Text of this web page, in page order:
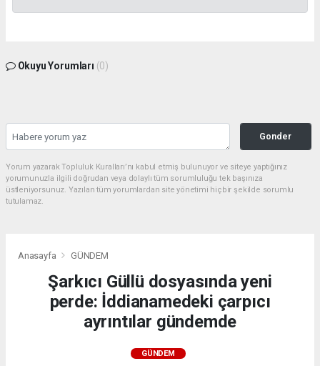
Okuyu Yorumları (0)
Gonder
Yorum yazarak Topluluk Kuralları’nı kabul etmiş bulunuyor ve siteye yaptığınız
yorumunuzla ilgili doğrudan veya dolaylı tüm sorumluluğu tek başınıza
üstleniyorsunuz. Yazılan tüm yorumlardan site yönetimi hiçbir şekilde sorumlu
tutulamaz.
Anasayfa GÜNDEM
Şarkıcı Güllü dosyasında yeni
perde: İddianamedeki çarpıcı
ayrıntılar gündemde
GÜNDEM